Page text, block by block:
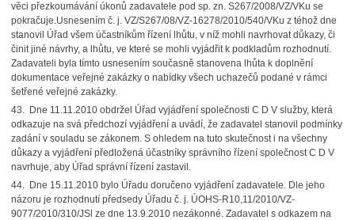
věci přezkoumávání úkonů zadavatele pod sp. zn. S267/2008/VZ/VKu se
pokračuje.Usnesením č. j. VZ/S267/08/VZ-16278/2010/540/VKu z téhož dne
stanovil Úřad všem účastníkům řízení lhůtu, v níž mohli navrhovat důkazy, či
činit jiné návrhy, a lhůtu, ve které se mohli vyjádřit k podkladům rozhodnutí.
Zadavateli byla tímto usnesením současně stanovena lhůta k doplnění
dokumentace veřejné zakázky o nabídky všech uchazečů podané v rámci
šetřené veřejné zakázky.
43. Dne 11.11.2010 obdržel Úřad vyjádření společnosti C D V služby, která
odkazuje na svá předchozí vyjádření a uvádí, že zadavatel stanovil podmínky
zadání v souladu se zákonem. S ohledem na tuto skutečnost i na všechny
důkazy a vyjádření předložená účastníky správního řízení společnost C D V
navrhuje, aby Úřad správní řízení zastavil.
44. Dne 15.11.2010 bylo Úřadu doručeno vyjádření zadavatele. Dle jeho
názoru je rozhodnutí předsedy Úřadu č. j. ÚOHS-R10,11/2010/VZ-
9077/2010/310/JSl ze dne 13.9.2010 nezákonné. Zadavatel s odkazem na